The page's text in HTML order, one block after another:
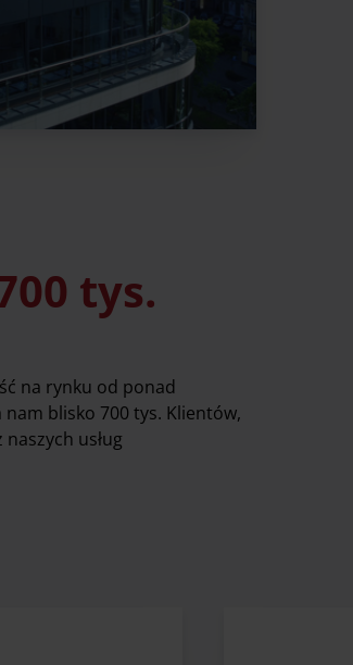
tys.
na rynku od ponad
blisko 700 tys. Klientów,
usług